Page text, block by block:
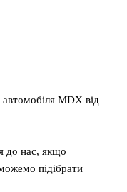
автомобіля MDX від
до нас, якщо
підібрати